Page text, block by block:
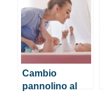
riconoscerla e
cosa fare
Cambio
pannolino al